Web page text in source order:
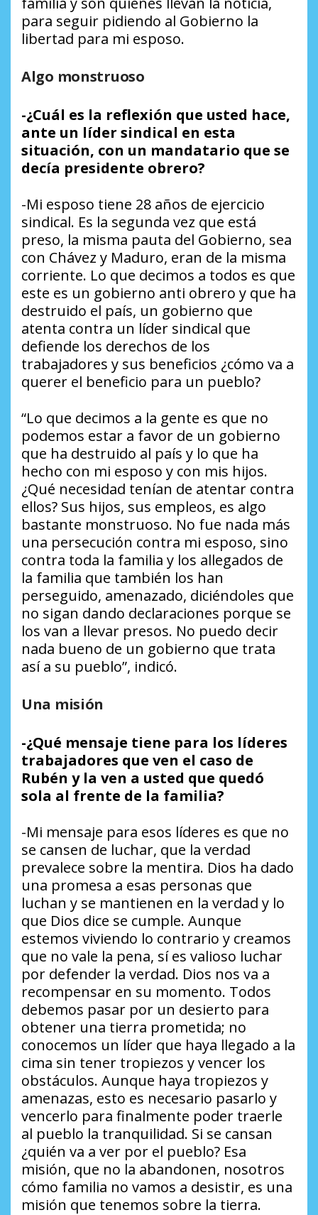
para seguir pidiendo al Gobierno la
libertad para mi esposo.
Algo monstruoso
-¿Cuál es la reflexión que usted hace,
ante un líder sindical en esta
situación, con un mandatario que se
decía presidente obrero?
-Mi esposo tiene 28 años de ejercicio
sindical. Es la segunda vez que está
preso, la misma pauta del Gobierno, sea
con Chávez y Maduro, eran de la misma
corriente. Lo que decimos a todos es que
este es un gobierno anti obrero y que ha
destruido el país, un gobierno que
atenta contra un líder sindical que
defiende los derechos de los
trabajadores y sus beneficios ¿cómo va a
querer el beneficio para un pueblo?
“Lo que decimos a la gente es que no
podemos estar a favor de un gobierno
que ha destruido al país y lo que ha
hecho con mi esposo y con mis hijos.
¿Qué necesidad tenían de atentar contra
ellos? Sus hijos, sus empleos, es algo
bastante monstruoso. No fue nada más
una persecución contra mi esposo, sino
contra toda la familia y los allegados de
la familia que también los han
perseguido, amenazado, diciéndoles que
no sigan dando declaraciones porque se
los van a llevar presos. No puedo decir
nada bueno de un gobierno que trata
así a su pueblo”, indicó.
Una misión
-¿Qué mensaje tiene para los líderes
trabajadores que ven el caso de
Rubén y la ven a usted que quedó
sola al frente de la familia?
-Mi mensaje para esos líderes es que no
se cansen de luchar, que la verdad
prevalece sobre la mentira. Dios ha dado
una promesa a esas personas que
luchan y se mantienen en la verdad y lo
que Dios dice se cumple. Aunque
estemos viviendo lo contrario y creamos
que no vale la pena, sí es valioso luchar
por defender la verdad. Dios nos va a
recompensar en su momento. Todos
debemos pasar por un desierto para
obtener una tierra prometida; no
conocemos un líder que haya llegado a la
cima sin tener tropiezos y vencer los
obstáculos. Aunque haya tropiezos y
amenazas, esto es necesario pasarlo y
vencerlo para finalmente poder traerle
al pueblo la tranquilidad. Si se cansan
¿quién va a ver por el pueblo? Esa
misión, que no la abandonen, nosotros
cómo familia no vamos a desistir, es una
misión que tenemos sobre la tierra.